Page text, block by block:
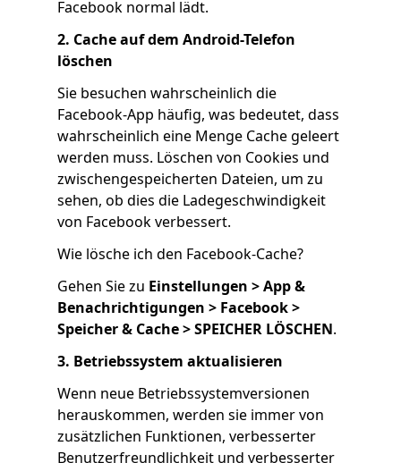
Facebook normal lädt.
2. Cache auf dem Android-Telefon
löschen
Sie besuchen wahrscheinlich die
Facebook-App häufig, was bedeutet, dass
wahrscheinlich eine Menge Cache geleert
werden muss. Löschen von Cookies und
zwischengespeicherten Dateien, um zu
sehen, ob dies die Ladegeschwindigkeit
von Facebook verbessert.
Wie lösche ich den Facebook-Cache?
Gehen Sie zu Einstellungen > App &
Benachrichtigungen > Facebook >
Speicher & Cache > SPEICHER LÖSCHEN.
3. Betriebssystem aktualisieren
Wenn neue Betriebssystemversionen
herauskommen, werden sie immer von
zusätzlichen Funktionen, verbesserter
Benutzerfreundlichkeit und verbesserter